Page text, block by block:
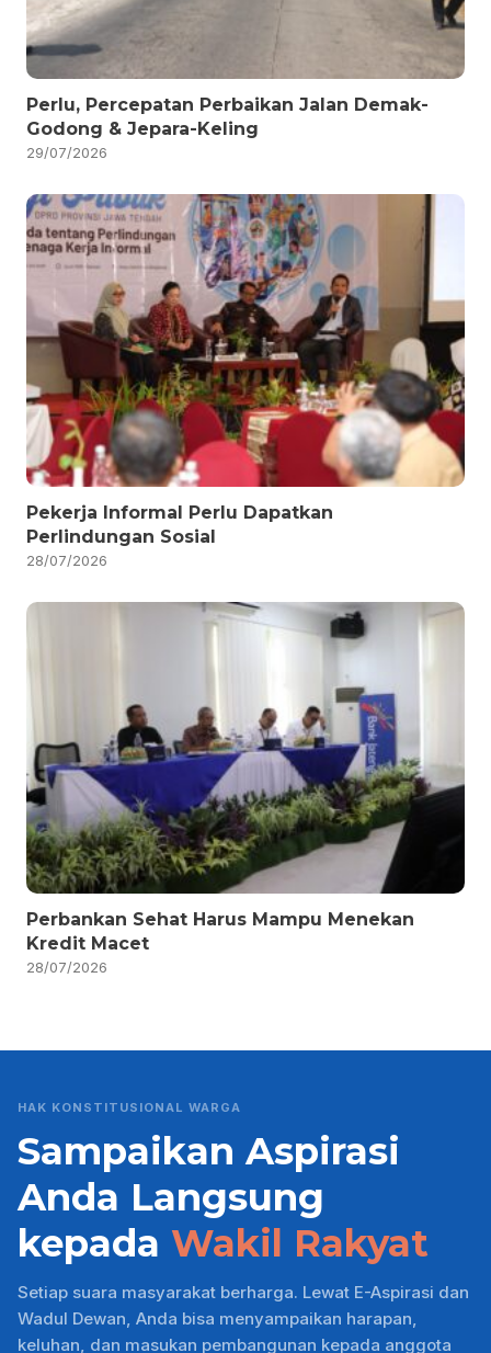
Perlu, Percepatan Perbaikan Jalan Demak-
Godong & Jepara-Keling
29/07/2026
Pekerja Informal Perlu Dapatkan
Perlindungan Sosial
28/07/2026
Perbankan Sehat Harus Mampu Menekan
Kredit Macet
28/07/2026
HAK KONSTITUSIONAL WARGA
Sampaikan Aspirasi
Anda Langsung
kepada Wakil Rakyat
Setiap suara masyarakat berharga. Lewat E-Aspirasi dan
Wadul Dewan, Anda bisa menyampaikan harapan,
keluhan, dan masukan pembangunan kepada anggota